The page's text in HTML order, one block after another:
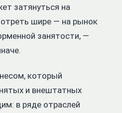
затянуться на
шире — на рынок
занятости, —
который
и внештатных
в ряде отраслей